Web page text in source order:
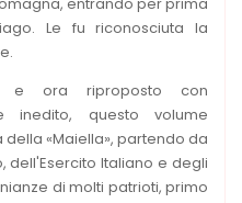
Le fu riconosciuta la
e ora riproposto con
inedito, questo volume
«Maiella», partendo da
dell'Esercito Italiano e degli
di molti patrioti, primo